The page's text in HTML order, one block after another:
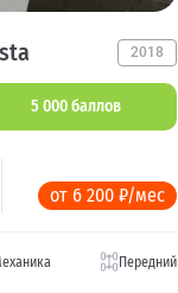
2018
5 000 баллов
от 6 200 ₽/мес
Передний